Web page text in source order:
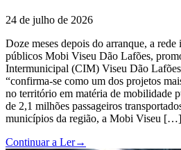
24 de julho de 2026
Doze meses depois do arranque, a
públicos Mobi Viseu Dão Lafões,
Intermunicipal (CIM) Viseu Dão Lafões
“confirma-se como um dos projetos
no território em matéria de mobilidade
de 2,1 milhões passageiros
municípios da região, a Mobi Viseu […]
Continuar a Ler→